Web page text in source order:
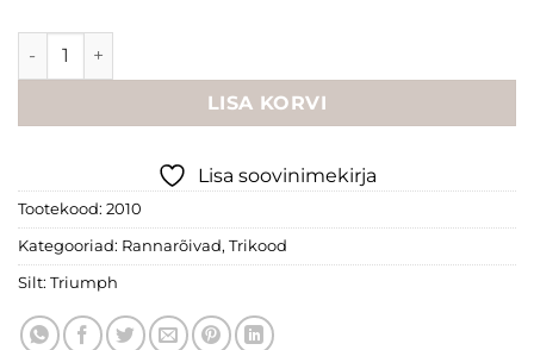
Triumph "Venus Elegance" kogus
LISA KORVI
Lisa soovinimekirja
Tootekood: 2010
Kategooriad: Rannarõivad, Trikood
Silt: Triumph